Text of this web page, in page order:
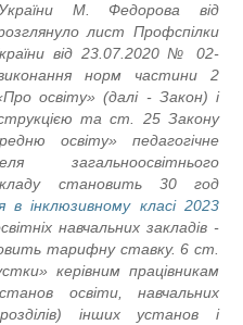
М. Федорова від
лист Профспілки
від 23.07.2020 № 02-
норм частини 2
освіту» (далі - Закон) і
та ст. 25 Закону
освіту» педагогічне
загальноосвітнього
становить 30 год,
інклюзивному класі 2023
навчальних закладів -
тарифну ставку. 6 ст.
керівним працівникам
освіти, навчальних
інших установ і